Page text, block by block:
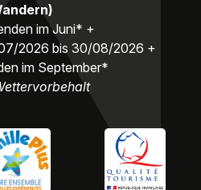
im Juni* +
2026 bis 30/08/2026 +
im September*